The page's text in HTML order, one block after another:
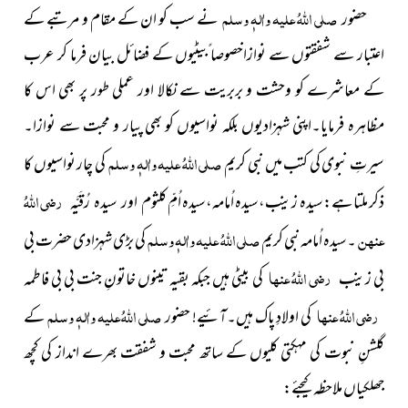
حضورصلی اللہُ علیہ واٰلہٖ وسلمنے سب کو ان کے مقام و مرتبے کے
اعتبار سے شفقتوں سے نوازاخصوصا ًبیٹیوں کے فضائل بیان فرما کر عرب
کے معاشرے کو وحشت و بربریت سے نکالا اور عملی طور پر بھی اس کا
مظاہرہ فرمایا۔اپنی شہزادیوں بلکہ نواسیوں کو بھی پیار و محبت سے نوازا۔
سیرتِ نبوی کی کتب میں نبی کریمصلی اللہُ علیہ واٰلہٖ وسلمکی چار نواسیوں کا
ذکر ملتا ہے:سیدہ زینب،سیدہ اُمامہ،سیدہ اُمِّکلثوم اور سیدہ رُقَیَّہ رضی اللہُ
عنہن۔سیدہ اُمامہ نبی کریمصلی اللہُ علیہ واٰلہٖ وسلمکی بڑی شہزادی حضرت بی
بی زینب رضی اللہُ عنہاکی بیٹی ہیں جبکہ بقیہ تینوں خاتونِ جنت بی بی فاطمہ
رضی اللہُ عنہاکی اولادِ پاک ہیں۔آئیے! حضورصلی اللہُ علیہ واٰلہٖ وسلمکے
گلشنِ نبوت کی مہکتی کلیوں کے ساتھ محبت و شفقت بھرے انداز کی کچھ
جھلکیاں ملاحظہ کیجئے: